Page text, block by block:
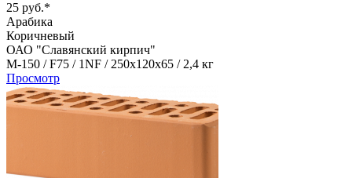
25 руб.*
Арабика
Коричневый
ОАО "Славянский кирпич"
М-150 /F75 / 1NF /250х120х65 /2,4 кг
Просмотр